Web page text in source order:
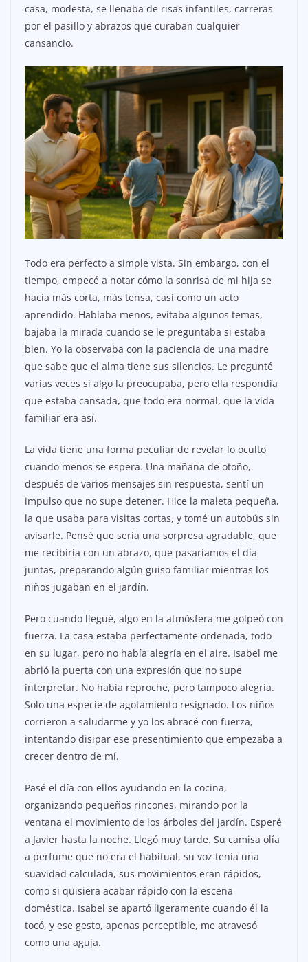
casa, modesta, se llenaba de risas infantiles, carreras
por el pasillo y abrazos que curaban cualquier
cansancio.
Todo era perfecto a simple vista. Sin embargo, con el
tiempo, empecé a notar cómo la sonrisa de mi hija se
hacía más corta, más tensa, casi como un acto
aprendido. Hablaba menos, evitaba algunos temas,
bajaba la mirada cuando se le preguntaba si estaba
bien. Yo la observaba con la paciencia de una madre
que sabe que el alma tiene sus silencios. Le pregunté
varias veces si algo la preocupaba, pero ella respondía
que estaba cansada, que todo era normal, que la vida
familiar era así.
La vida tiene una forma peculiar de revelar lo oculto
cuando menos se espera. Una mañana de otoño,
después de varios mensajes sin respuesta, sentí un
impulso que no supe detener. Hice la maleta pequeña,
la que usaba para visitas cortas, y tomé un autobús sin
avisarle. Pensé que sería una sorpresa agradable, que
me recibiría con un abrazo, que pasaríamos el día
juntas, preparando algún guiso familiar mientras los
niños jugaban en el jardín.
Pero cuando llegué, algo en la atmósfera me golpeó con
fuerza. La casa estaba perfectamente ordenada, todo
en su lugar, pero no había alegría en el aire. Isabel me
abrió la puerta con una expresión que no supe
interpretar. No había reproche, pero tampoco alegría.
Solo una especie de agotamiento resignado. Los niños
corrieron a saludarme y yo los abracé con fuerza,
intentando disipar ese presentimiento que empezaba a
crecer dentro de mí.
Pasé el día con ellos ayudando en la cocina,
organizando pequeños rincones, mirando por la
ventana el movimiento de los árboles del jardín. Esperé
a Javier hasta la noche. Llegó muy tarde. Su camisa olía
a perfume que no era el habitual, su voz tenía una
suavidad calculada, sus movimientos eran rápidos,
como si quisiera acabar rápido con la escena
doméstica. Isabel se apartó ligeramente cuando él la
tocó, y ese gesto, apenas perceptible, me atravesó
como una aguja.